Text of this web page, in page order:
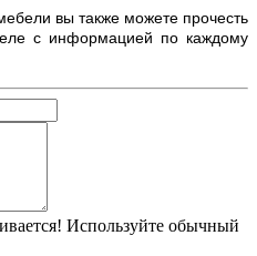
вы также можете прочесть
с информацией по каждому
Используйте обычный